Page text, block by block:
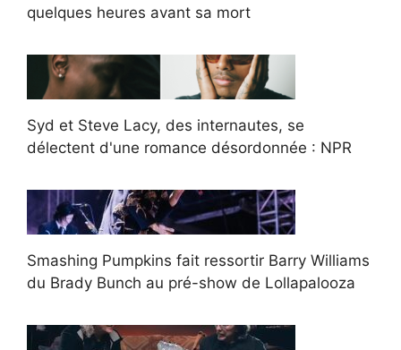
quelques heures avant sa mort
Syd et Steve Lacy, des internautes, se
délectent d'une romance désordonnée : NPR
Smashing Pumpkins fait ressortir Barry Williams
du Brady Bunch au pré-show de Lollapalooza